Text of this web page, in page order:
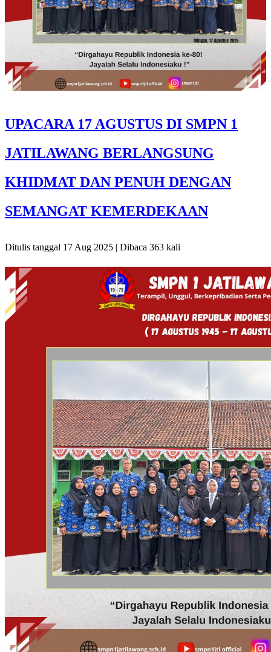
UPACARA 17 AGUSTUS DI SMPN 1
JATILAWANG BERLANGSUNG
KHIDMAT DAN PENUH DENGAN
SEMANGAT KEMERDEKAAN
Ditulis tanggal 17 Aug 2025 | Dibaca 363 kali